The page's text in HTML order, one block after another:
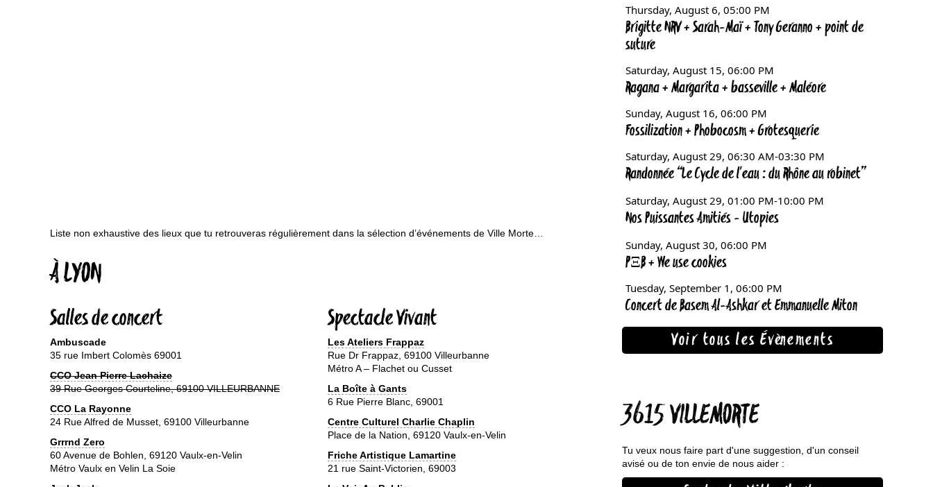
Liste non exhaustive des lieux que tu retrouveras régulièrement dans la sélection d’événements de Ville Morte…
À LYON
Salles de concert
Ambuscade
35 rue Imbert Colomès 69001
CCO Jean Pierre Lachaize
39 Rue Georges Courteline, 69100 VILLEURBANNE
CCO La Rayonne
24 Rue Alfred de Musset, 69100 Villeurbanne
Grrrnd Zero
60 Avenue de Bohlen, 69120 Vaulx-en-Velin
Métro Vaulx en Velin La Soie
Spectacle Vivant
Les Ateliers Frappaz
Rue Dr Frappaz, 69100 Villeurbanne
Métro A – Flachet ou Cusset
La Boîte à Gants
6 Rue Pierre Blanc, 69001
Centre Culturel Charlie Chaplin
Place de la Nation, 69120 Vaulx-en-Velin
Friche Artistique Lamartine
21 rue Saint-Victorien, 69003
Voir tous les Évènements
3615 VILLEMORTE
Tu veux nous faire part d'une suggestion, d'un conseil
avisé ou de ton envie de nous aider :